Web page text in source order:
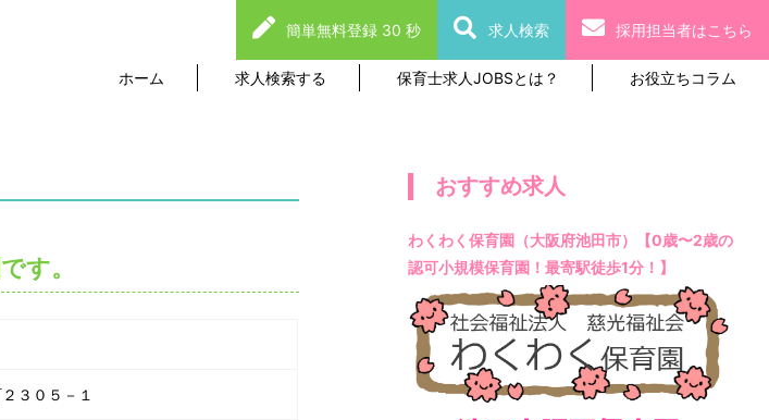
ホーム 求人検索する 保育士求人JOBSとは？ お役立ちコラム
簡単無料登録 30 秒 求人検索 採用担当者はこちら
す。
３０５－１
おすすめ求人
わくわく保育園（大阪府池田市）【0歳〜2歳の
認可小規模保育園！最寄駅徒歩1分！】